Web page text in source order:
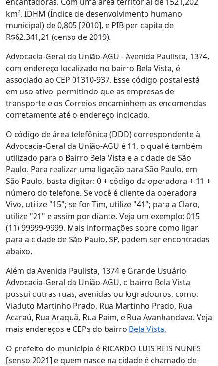
km², IDHM (Índice de desenvolvimento humano
municipal) de 0,805 [2010], e PIB per capita de
R$62.341,21 (censo de 2019).
Advocacia-Geral da União-AGU - Avenida Paulista, 1374,
com endereço localizado no bairro Bela Vista, é
associado ao CEP 01310-937. Esse código postal está
em uso ativo, permitindo que as empresas de
transporte e os Correios encaminhem as encomendas
corretamente até o endereço indicado.
O código de área telefônica (DDD) correspondente à
Advocacia-Geral da União-AGU é 11, o qual é também
utilizado para o Bairro Bela Vista e a cidade de São
Paulo. Para realizar uma ligação para São Paulo, em
São Paulo, basta digitar: 0 + código da operadora + 11 +
número do telefone. Se você é cliente da operadora
Vivo, utilize "15"; se for Tim, utilize "41"; para a Claro,
utilize "21" e assim por diante. Veja um exemplo: 015
(11) 99999-9999. Mais informações sobre como ligar
para a cidade de São Paulo, SP, podem ser encontradas
abaixo.
Além da Avenida Paulista, 1374 e Grande Usuário
Advocacia-Geral da União-AGU, o bairro Bela Vista
possui outras ruas, avenidas ou logradouros, como:
Viaduto Martinho Prado, Rua Martinho Prado, Rua
Acaraú, Rua Araquã, Rua Paim, e Rua Avanhandava. Veja
mais endereços e CEPs do bairro Bela Vista.
O prefeito do município é RICARDO LUIS REIS NUNES
[senso 2021] e quem nasce na cidade é chamado de